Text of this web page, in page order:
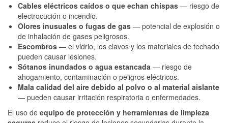
Cables eléctricos caídos o que echan chispas — riesgo de
electrocución o incendio.
Olores inusuales o fugas de gas — potencial de explosión o
de inhalación de gases peligrosos.
Escombros — el vidrio, los clavos y los materiales de techado
pueden causar lesiones.
Sótanos inundados o agua estancada — riesgo de
ahogamiento, contaminación o peligros eléctricos.
Mala calidad del aire debido al polvo o al material aislante
— pueden causar irritación respiratoria o enfermedades.
El uso de equipo de protección y herramientas de limpieza